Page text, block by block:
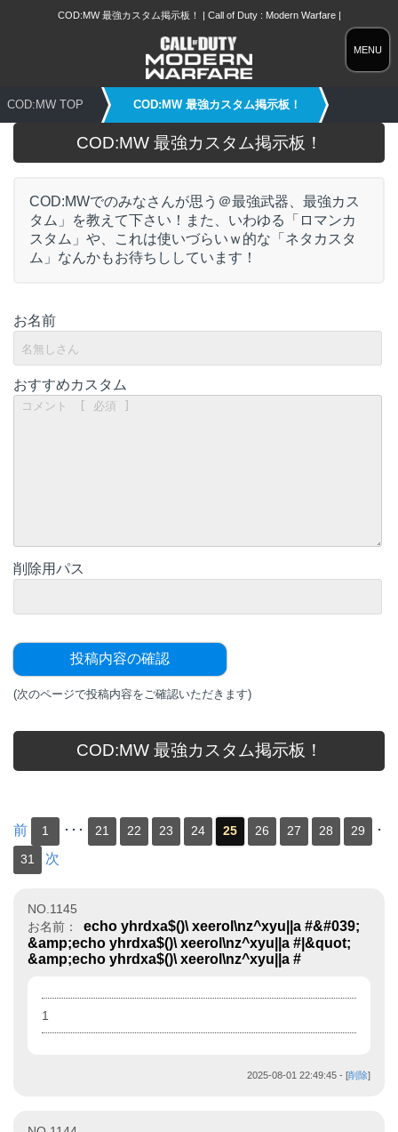
MENU
COD:MW 最強カスタム掲示板！ | Call of Duty : Modern Warfare |
COD:MW TOP COD:MW 最強カスタム掲示板！
COD:MW 最強カスタム掲示板！
COD:MWでのみなさんが思う＠最強武器、最強カス
タム」を教えて下さい！また、いわゆる「ロマンカ
スタム」や、これは使いづらいｗ的な「ネタカスタ
ム」なんかもお待ちししています！
お名前
おすすめカスタム
削除用パス
(次のページで投稿内容をご確認いただきます)
COD:MW 最強カスタム掲示板！
前 1 ･･･ 21 22 23 24 25 26 27 28 29 ･
31 次
NO.1145
お名前：
echo yhrdxa$()\ xeerol\nz^xyu||a #&#039;
&amp;echo yhrdxa$()\ xeerol\nz^xyu||a #|&quot;
&amp;echo yhrdxa$()\ xeerol\nz^xyu||a #
1
2025-08-01 22:49:45 - [削除]